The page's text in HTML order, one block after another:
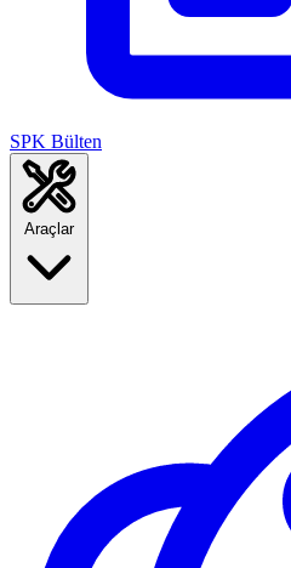
SPK Bülten
Araçlar